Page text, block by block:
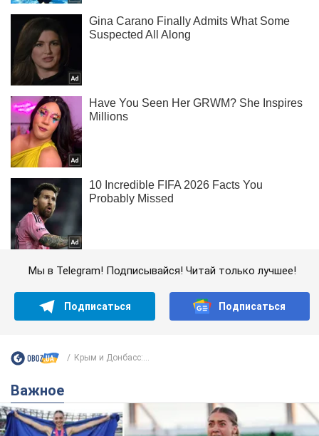
Мы в Telegram! Подписывайся! Читай только лучшее!
Подписаться Подписаться
Крым и Донбасс:...
Важное